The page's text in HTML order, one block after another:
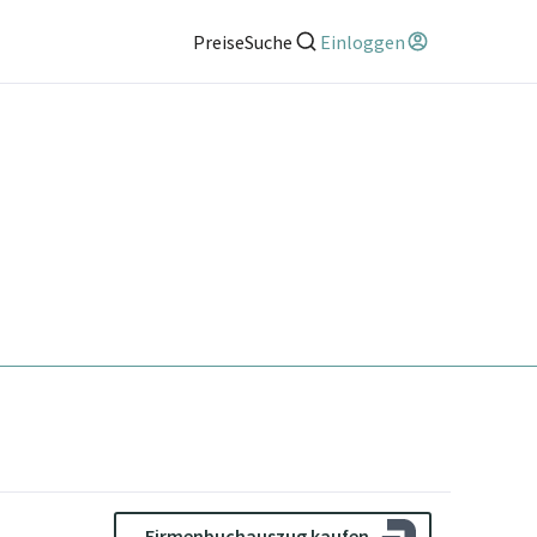
PreiseSuche Einloggen